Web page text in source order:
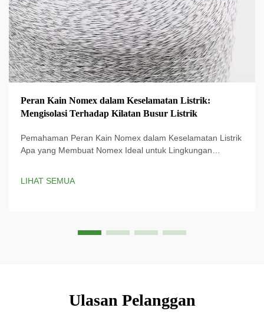
Peran Kain Nomex dalam Keselamatan Listrik:
Mengisolasi Terhadap Kilatan Busur Listrik
Pemahaman Peran Kain Nomex dalam Keselamatan Listrik
Apa yang Membuat Nomex Ideal untuk Lingkungan
LIHAT SEMUA
Ulasan Pelanggan